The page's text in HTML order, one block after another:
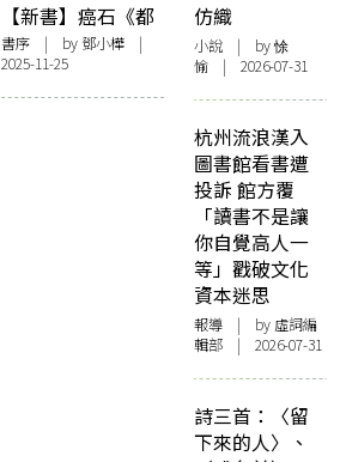
【新書】癌石《都
是騙人的》鄧小樺
序——〈且從其
本〉
書序| by鄧小樺|
2025-11-25
仿織
小說 | by 悇
愉 | 2026-07-31
杭州流浪漢入
圖書館看書遭
投訴 館方覆
「讀書不是讓
你自覺高人一
等」戳破文化
資本迷思
報導 | by 虛詞編
輯部 | 2026-07-31
詩三首：〈留
下來的人〉、